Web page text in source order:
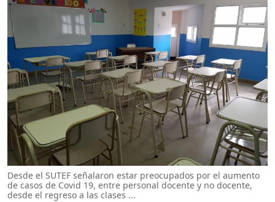
Desde el SUTEF señalaron estar preocupados por el aumento
de casos de Covid 19, entre personal docente y no docente,
desde el regreso a las clases ...